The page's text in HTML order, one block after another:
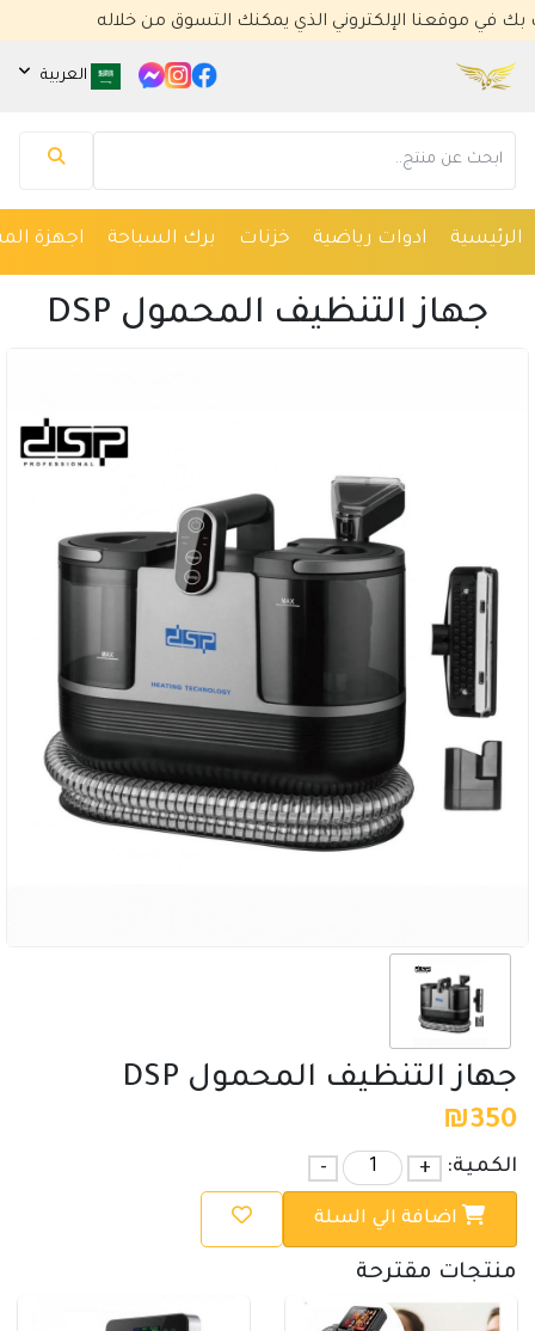
الإلكتروني الذي يمكنك التسوق من خلاله
العربية
الرئيسية ادوات رياضية خزنات برك السباحة اجهزة
جهاز التنظيف المحمول DSP
₪350
الكمية: +
-
اضافة الي السلة
جهاز التنظيف المحمول DSP
منتجات مقترحة
مساعد كايا للتسويق الإلكتروني
كيف يمكنني مساعدتك؟ اكتب لي عن المنتج الذي